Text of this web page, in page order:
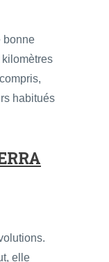
bonne
habitués
elle